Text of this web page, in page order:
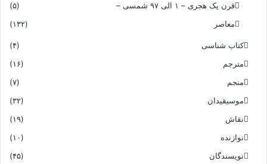
قرن یک هجری – ۱ الی ۹۷ شمسی –
(۵)
معاصر
(۱۳۲)
کتاب شناسی
(۴)
مترجم
(۱۶)
منجم
(۷)
موسیقیدان
(۳۲)
نقاش
(۱۹)
نوازنده
(۱۰)
نویسندگان
(۴۵)